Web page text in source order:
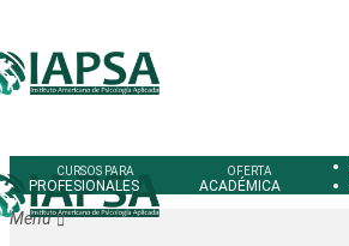
PROFESIONALES ACADÉMICA